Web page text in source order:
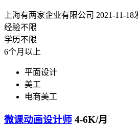
上海有两家企业有限公司 2021-11-18
经验不限
学历不限
6个月以上
平面设计
美工
电商美工
微课动画设计师 4-6K/月